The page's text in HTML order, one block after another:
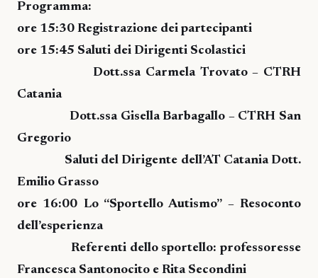
Programma:
ore 15:30 Registrazione dei partecipanti
ore 15:45 Saluti dei Dirigenti Scolastici
Dott.ssa Carmela Trovato – CTRH
Catania
Dott.ssa Gisella Barbagallo – CTRH San
Gregorio
Saluti del Dirigente dell’AT Catania Dott.
Emilio Grasso
ore 16:00 Lo “Sportello Autismo” – Resoconto
dell’esperienza
Referenti dello sportello: professoresse
Francesca Santonocito e Rita Secondini